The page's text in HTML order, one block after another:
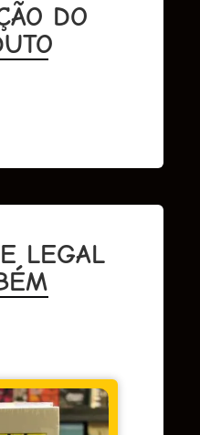
DO
LEGAL